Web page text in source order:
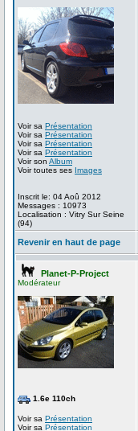
Voir sa Présentation
Voir sa Présentation
Voir sa Présentation
Voir sa Présentation
Voir son Album
Voir toutes ses Images
Inscrit le: 04 Aoû 2012
Messages : 10973
Localisation : Vitry Sur Seine
(94)
Revenir en haut de page
Planet-P-Project
Modérateur
1.6e 110ch
Voir sa Présentation
Voir sa Présentation